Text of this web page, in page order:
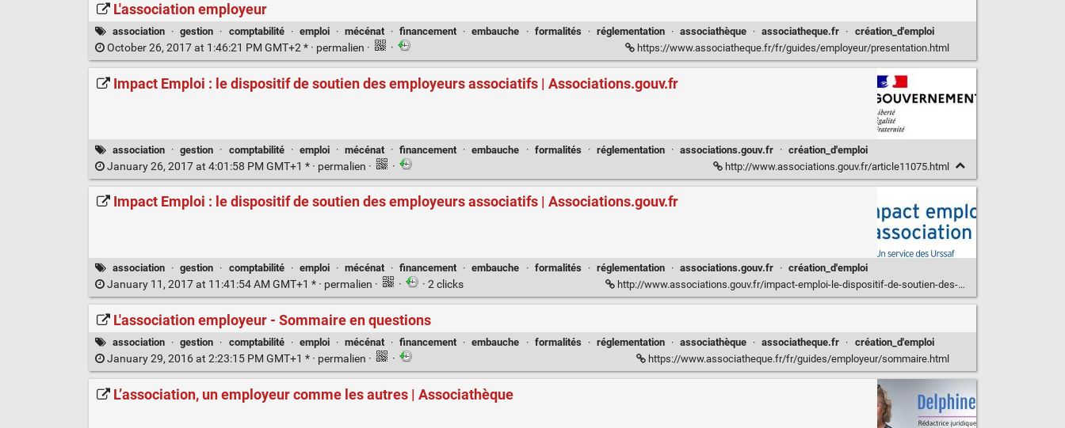
L'association employeur
association · gestion · comptabilité · emploi · mécénat · financement · embauche · formalités · réglementation · associathèque · associatheque.fr · création_d'emploi
October 26, 2017 at 1:46:21 PM GMT+2 * · permalien · · https://www.associatheque.fr/fr/guides/employeur/presentation.html
Impact Emploi : le dispositif de soutien des employeurs associatifs | Associations.gouv.fr
association · gestion · comptabilité · emploi · mécénat · financement · embauche · formalités · réglementation · associations.gouv.fr · création_d'emploi
January 26, 2017 at 4:01:58 PM GMT+1 * · permalien · · http://www.associations.gouv.fr/article11075.html
Impact Emploi : le dispositif de soutien des employeurs associatifs | Associations.gouv.fr
association · gestion · comptabilité · emploi · mécénat · financement · embauche · formalités · réglementation · associations.gouv.fr · création_d'emploi
January 11, 2017 at 11:41:54 AM GMT+1 * · permalien · · · 2 clicks http://www.associations.gouv.fr/impact-emploi-le-dispositif-de-soutien-des-employeurs-associatifs.html
L'association employeur - Sommaire en questions
association · gestion · comptabilité · emploi · mécénat · financement · embauche · formalités · réglementation · associathèque · associatheque.fr · création_d'emploi
January 29, 2016 at 2:23:15 PM GMT+1 * · permalien · · https://www.associatheque.fr/fr/guides/employeur/sommaire.html
L’association, un employeur comme les autres | Associathèque